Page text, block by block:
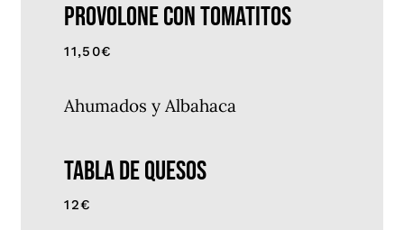
PROVOLONE CON TOMATITOS
11,50€
Ahumados y Albahaca
TABLA DE QUESOS
12€